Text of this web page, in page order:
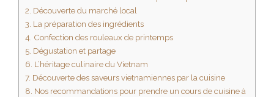
2. Découverte du marché local
3. La préparation des ingrédients
4. Confection des rouleaux de printemps
5. Dégustation et partage
6. L’héritage culinaire du Vietnam
7. Découverte des saveurs vietnamiennes par la cuisine
8. Nos recommandations pour prendre un cours de cuisine à